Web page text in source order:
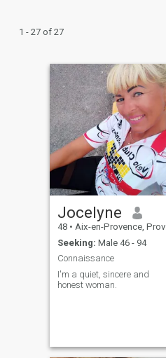
1 - 27 of 27
Jocelyne
48 • Aix-en-Provence, Provence-Alpes-Côte d'Azur, France
Seeking: Male 46 - 94
Connaissance
I'm a quiet, sincere and
honest woman.